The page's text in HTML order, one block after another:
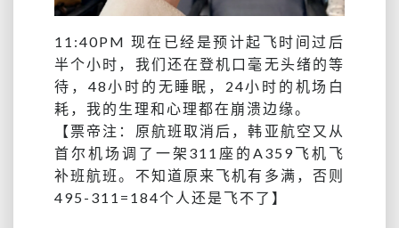
11:40PM 现在已经是预计起飞时间过后
半个小时，我们还在登机口毫无头绪的等
待，48小时的无睡眠，24小时的机场白
耗，我的生理和心理都在崩溃边缘。
【票帝注：原航班取消后，韩亚航空又从
首尔机场调了一架311座的A359飞机飞
补班航班。不知道原来飞机有多满，否则
495-311=184个人还是飞不了】